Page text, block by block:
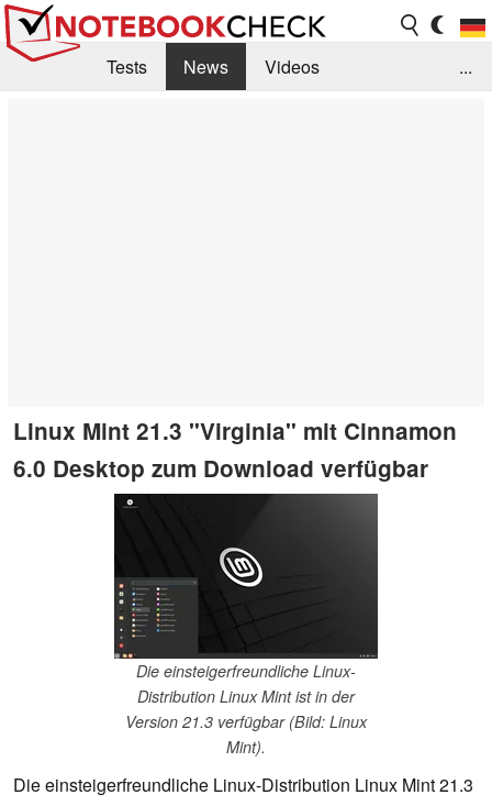
Tests News
Videos
...
Linux Mint 21.3 "Virginia" mit Cinnamon
6.0 Desktop zum Download verfügbar
Die einsteigerfreundliche Linux-
Distribution Linux Mint ist in der
Version 21.3 verfügbar (Bild: Linux
Mint).
Die einsteigerfreundliche Linux-Distribution Linux Mint 21.3